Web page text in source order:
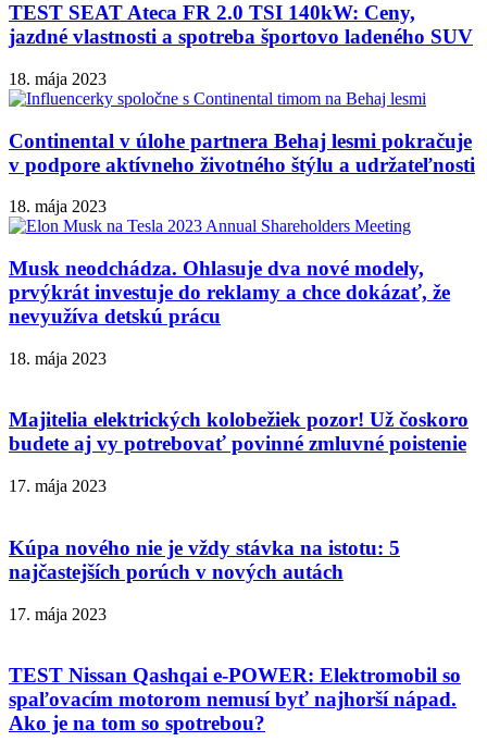
TEST SEAT Ateca FR 2.0 TSI 140kW: Ceny,
jazdné vlastnosti a spotreba športovo ladeného SUV
18. mája 2023
Continental v úlohe partnera Behaj lesmi pokračuje
v podpore aktívneho životného štýlu a udržateľnosti
18. mája 2023
Musk neodchádza. Ohlasuje dva nové modely,
prvýkrát investuje do reklamy a chce dokázať, že
nevyužíva detskú prácu
18. mája 2023
Majitelia elektrických kolobežiek pozor! Už čoskoro
budete aj vy potrebovať povinné zmluvné poistenie
17. mája 2023
Kúpa nového nie je vždy stávka na istotu: 5
najčastejších porúch v nových autách
17. mája 2023
TEST Nissan Qashqai e-POWER: Elektromobil so
spaľovacím motorom nemusí byť najhorší nápad.
Ako je na tom so spotrebou?